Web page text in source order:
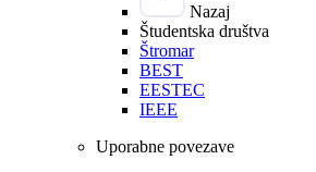
Nazaj
Študentska društva
Štromar
BEST
EESTEC
IEEE
Uporabne povezave